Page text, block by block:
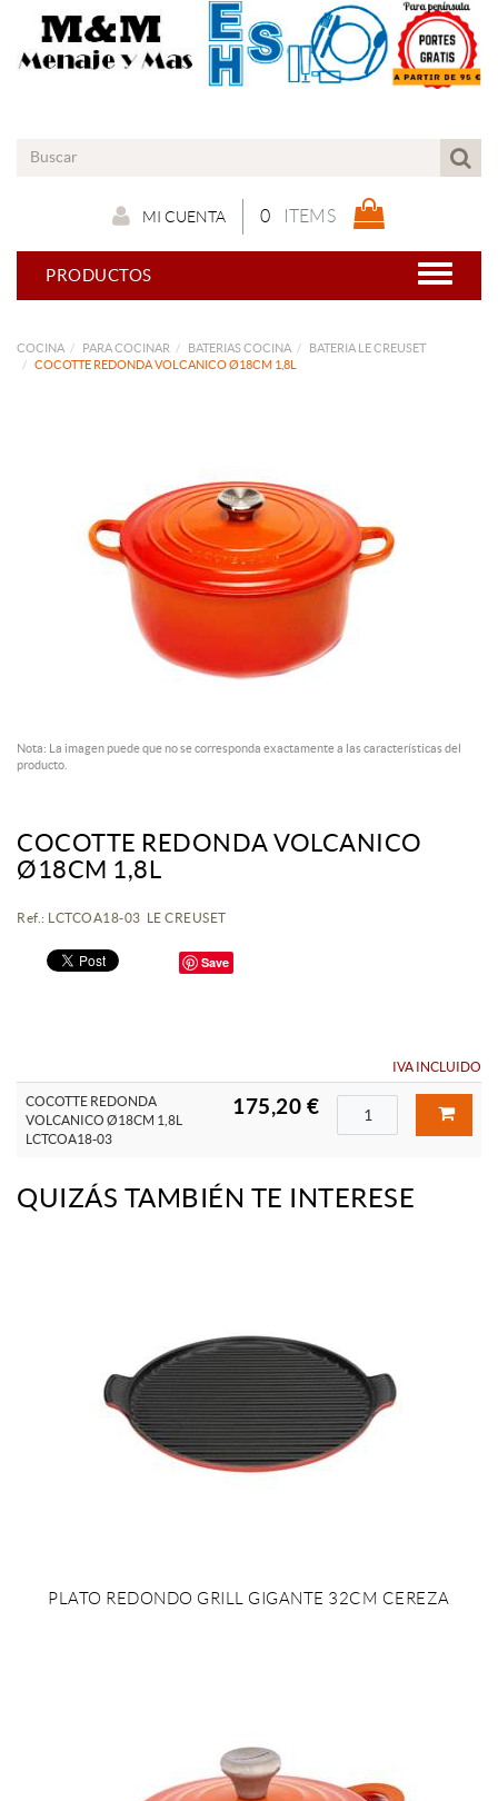
0 ITEMS
MI CUENTA
PRODUCTOS
COCINA PARA COCINAR BATERIAS COCINA
BATERIA LE CREUSET
COCOTTE REDONDA VOLCANICO Ø18CM 1,8L
Nota: La imagen puede que no se corresponda exactamente a las características del
producto.
COCOTTE REDONDA VOLCANICO
Ø18CM 1,8L
Ref.: LCTCOA18-03 LE CREUSET
Save
IVA INCLUIDO
COCOTTE REDONDA
VOLCANICO Ø18CM 1,8L
LCTCOA18-03
175,20 €
QUIZÁS TAMBIÉN TE INTERESE
PLATO REDONDO GRILL GIGANTE 32CM CEREZA